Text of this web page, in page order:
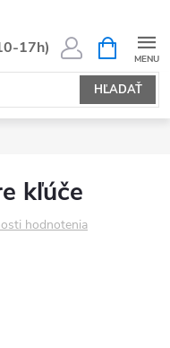
HĽADAŤ
KOŠÍK
kľúče
hodnotenia